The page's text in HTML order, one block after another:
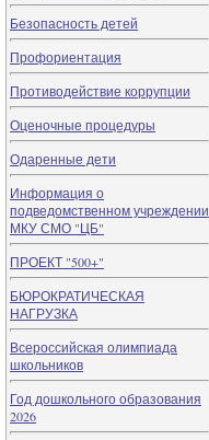
Безопасность детей
Профориентация
Противодействие коррупции
Оценочные процедуры
Одаренные дети
Информация о
подведомственном учреждении
МКУ СМО "ЦБ"
ПРОЕКТ "500+"
БЮРОКРАТИЧЕСКАЯ
НАГРУЗКА
Всероссийская олимпиада
школьников
Год дошкольного образования
2026